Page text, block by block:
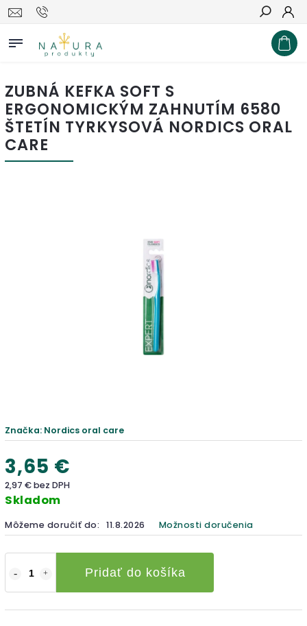
Hľadať
ZUBNÁ KEFKA SOFT S
ERGONOMICKÝM ZAHNUTÍM 6580
ŠTETÍN TYRKYSOVÁ NORDICS ORAL
CARE
Značka: Nordics oral care
3,65 €
2,97 € bez DPH
Skladom
Môžeme doručiť do: 11.8.2026 Možnosti doručenia
Pridať do košíka